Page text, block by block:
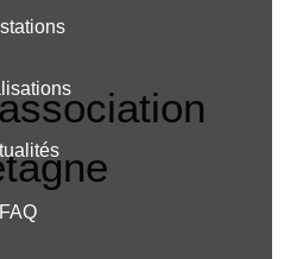
FAQ